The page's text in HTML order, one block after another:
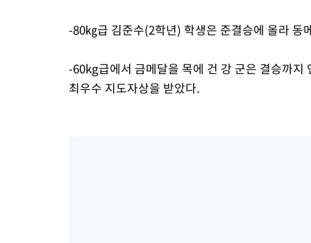
-80㎏급 김준수(2학년) 학생은 준결승에 올라 동
-60kg급에서 금메달을 목에 건 강 군은 결승까
최우수 지도자상을 받았다.